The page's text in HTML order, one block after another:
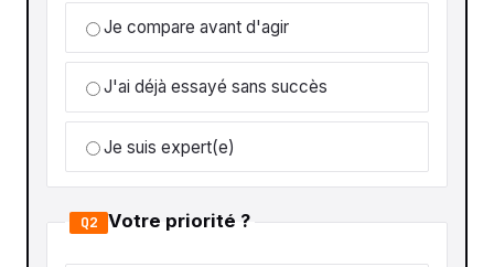
Je compare avant d'agir
J'ai déjà essayé sans succès
Je suis expert(e)
Q2 Votre priorité ?